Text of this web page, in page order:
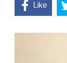
Like